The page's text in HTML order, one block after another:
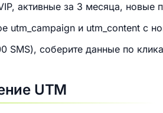
активные за 3 месяца, новые
utm_campaign и utm_content с
SMS), соберите данные по
UTM